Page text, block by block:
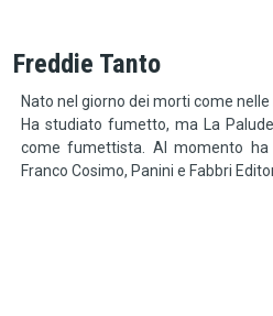
Freddie Tanto
Nato nel giorno dei morti come
Ha studiato fumetto, ma La
come fumettista. Al momento
Franco Cosimo, Panini e Fabbri